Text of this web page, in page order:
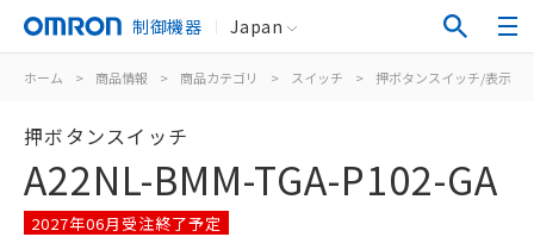
制御機器 Japan
ホーム > 商品情報 > 商品カテゴリ > スイッチ > 押ボタンスイッチ/表示灯
押ボタンスイッチ
A22NL-BMM-TGA-P102-GA
2027年06月受注終了予定